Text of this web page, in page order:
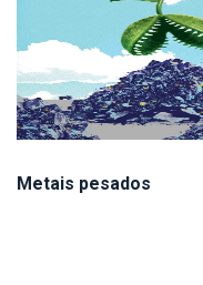
Metais pesados